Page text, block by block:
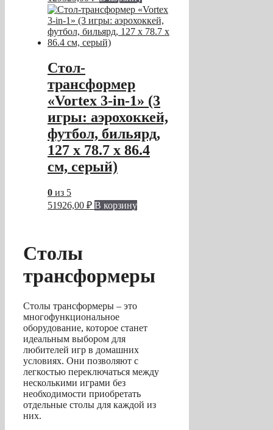
Стол-
трансформер
«Vortex 3-in-1» (3
игры: аэрохоккей,
футбол, бильярд,
127 х 78.7 х 86.4
см, серый)
0 из 5
51926,00 ₽ В корзину
Столы
трансформеры
Столы трансформеры – это
многофункциональное
оборудование, которое станет
идеальным выбором для
любителей игр в домашних
условиях. Они позволяют с
легкостью переключаться между
несколькими играми без
необходимости приобретать
отдельные столы для каждой из
них.